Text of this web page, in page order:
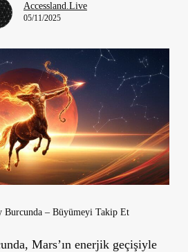
Accessland.Live
05/11/2025
Burcunda – Büyümeyi Takip Et
Mars’ın enerjik geçişiyle